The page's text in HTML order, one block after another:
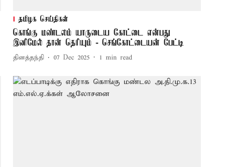
தமிழக செய்திகள்
கொங்கு மண்டலம் யாருடைய கோட்டை என்பது
இனிமேல் தான் தெரியும் - செங்கோட்டையன் பேட்டி
தினத்தந்தி 07 Dec 2025 1 min read